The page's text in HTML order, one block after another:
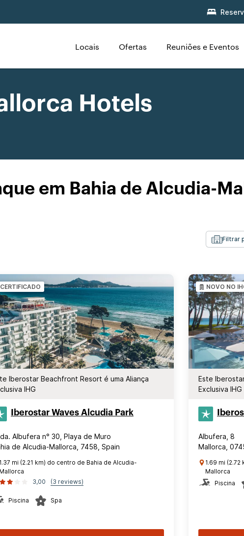
Locais Ofertas Reuniões e Eventos
Hotels
em Bahia de Alcudia-
Filtrar
CERTIFICADO
Iberostar Beachfront Resort é uma Aliança
IHG
Iberostar Waves Alcudia Park
Albufera n° 30, Playa de Muro
de Alcudia-Mallorca, 7458, Spain
1.37 mi (2.21 km) do centro de Bahia de Alcudia-
Mallorca
3,00
(3 reviews)
Piscina Spa
NOVO NO
Este
Exclusiva IHG
Albufera, 8
Mallorca,
1.69 mi
Mallorca
Piscina